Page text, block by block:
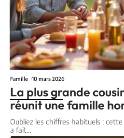
Famille 10 mars 2026
La plus grande
réunit une famille
Oubliez les chiffres habituels :
a fait…